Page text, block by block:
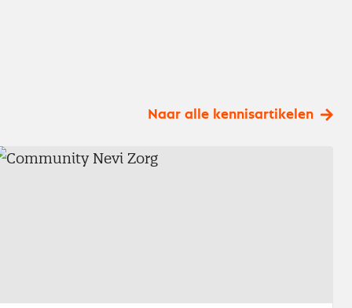
Naar alle kennisartikelen